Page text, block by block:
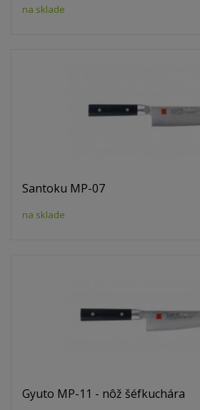
na sklade
Santoku MP-07
na sklade
Gyuto MP-11 - nôž šéfkuchára